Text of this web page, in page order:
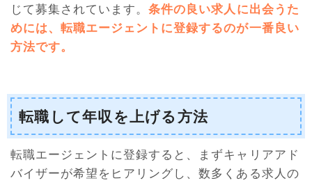
じて募集されています。条件の良い求人に出会うた
めには、転職エージェントに登録するのが一番良い
方法です。
転職して年収を上げる方法
転職エージェントに登録すると、まずキャリアアド
バイザーが希望をヒアリングし、数多くある求人の